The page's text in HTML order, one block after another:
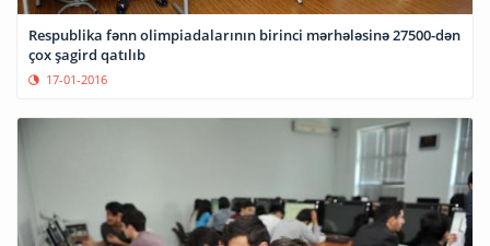
Respublika fənn olimpiadalarının birinci mərhələsinə 27500-dən
çox şagird qatılıb
17-01-2016